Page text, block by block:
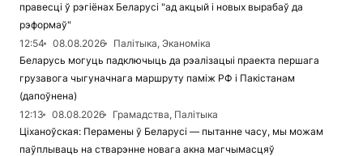
правесці ў рэгіёнах Беларусі "ад акцый і новых вырабаў да
рэформаў"
12:54
08.08.2026
Палітыка, Эканоміка
Беларусь могуць падключыць да рэалізацыі праекта першага
грузавога чыгуначнага маршруту паміж РФ і Пакістанам
(дапоўнена)
12:13
08.08.2026
Грамадства, Палітыка
Ціханоўская: Перамены ў Беларусі — пытанне часу, мы можам
паўплываць на стварэнне новага акна магчымасцяў